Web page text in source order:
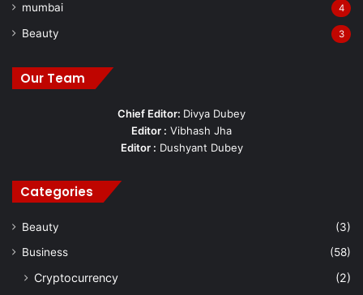
mumbai 4
Beauty 3
Our Team
Chief Editor: Divya Dubey
Editor : Vibhash Jha
Editor : Dushyant Dubey
Categories
Beauty
(3)
Business
(58)
Cryptocurrency
(2)